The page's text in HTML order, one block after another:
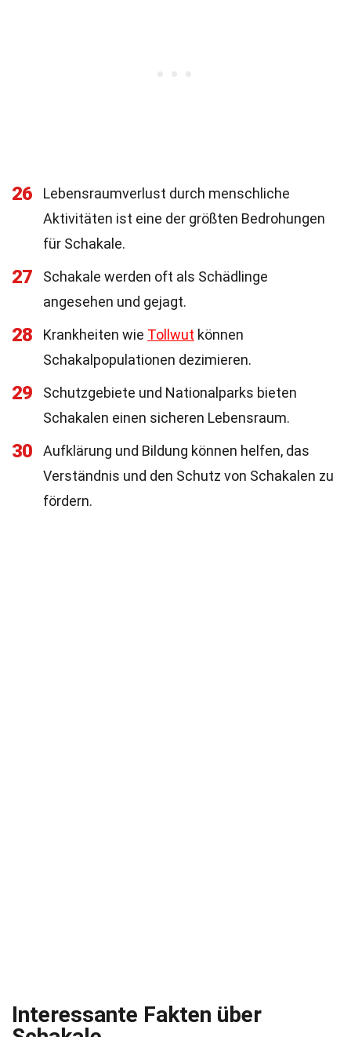
26
Lebensraumverlust durch menschliche
Aktivitäten ist eine der größten Bedrohungen
für Schakale.
27
Schakale werden oft als Schädlinge
angesehen und gejagt.
28 Krankheiten wie Tollwut können
Schakalpopulationen dezimieren.
29
Schutzgebiete und Nationalparks bieten
Schakalen einen sicheren Lebensraum.
30
Aufklärung und Bildung können helfen, das
Verständnis und den Schutz von Schakalen zu
fördern.
Interessante Fakten über